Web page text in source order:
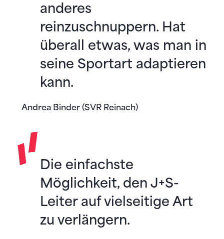
Andrea Binder (SVR Reinach)
anderes
reinzuschnuppern. Hat
überall etwas, was man in
seine Sportart adaptieren
kann.
Die einfachste
Möglichkeit, den J+S-
Leiter auf vielseitige Art
zu verlängern.